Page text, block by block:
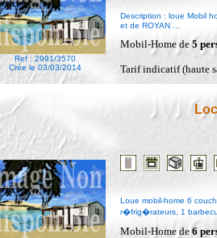
Ref : 2991/3570
Crée le 03/03/2014
Description : loue Mobil
et de ROYAN ...
Mobil-Home de5
Tarif indicatif (haute
Loue mobil-home 6
r�frig�rateurs, 1
Mobil-Home de 6